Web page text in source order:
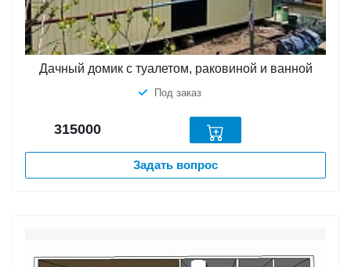
Дачный домик с туалетом, раковиной и ванной
Под заказ
315000
Задать вопрос